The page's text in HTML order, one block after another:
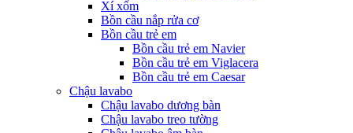
Xí xổm
Bồn cầu nắp rửa cơ
Bồn cầu trẻ em
Bồn cầu trẻ em Navier
Bồn cầu trẻ em Viglacera
Bồn cầu trẻ em Caesar
Chậu lavabo
Chậu lavabo dương bàn
Chậu lavabo treo tường